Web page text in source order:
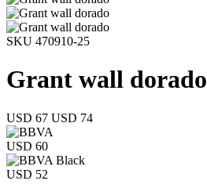
SKU 470910-25
Grant wall dorado
USD 67 USD 74
USD 60
USD 52